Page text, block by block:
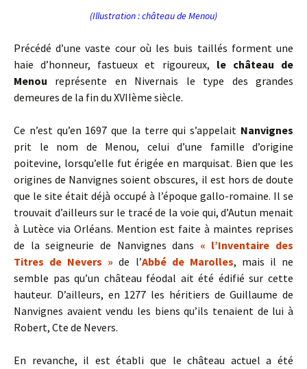
(Illustration : château de Menou)
Précédé d’une vaste cour où les buis taillés forment une
haie d’honneur, fastueux et rigoureux, le château de
Menou représente en Nivernais le type des grandes
demeures de la fin du XVIIème siècle.
Ce n’est qu’en 1697 que la terre qui s’appelait Nanvignes
prit le nom de Menou, celui d’une famille d’origine
poitevine, lorsqu’elle fut érigée en marquisat. Bien que les
origines de Nanvignes soient obscures, il est hors de doute
que le site était déjà occupé à l’époque gallo-romaine. Il se
trouvait d’ailleurs sur le tracé de la voie qui, d’Autun menait
à Lutèce via Orléans. Mention est faite à maintes reprises
de la seigneurie de Nanvignes dans « l’Inventaire des
Titres de Nevers » de l’Abbé de Marolles, mais il ne
semble pas qu’un château féodal ait été édifié sur cette
hauteur. D’ailleurs, en 1277 les héritiers de Guillaume de
Nanvignes avaient vendu les biens qu’ils tenaient de lui à
Robert, Cte de Nevers.
En revanche, il est établi que le château actuel a été